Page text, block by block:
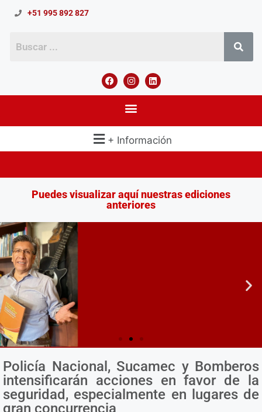
+51 995 892 827
+ Información
Puedes visualizar aquí nuestras ediciones
anteriores
MEF INSTA CUMPLIR 100%
EJECUCION PRESUPUESTAL
Ver más
Policía Nacional, Sucamec y Bomberos
intensificarán acciones en favor de la
seguridad, especialmente en lugares de
gran concurrencia